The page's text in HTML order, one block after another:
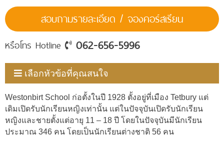
สอบถามรายละเอียด / จองคอร์สเรียน
หรือโทร Hotline 062-656-5996
เลือกหัวข้อที่คุณสนใจ
Westonbirt School ก่อตั้งในปี 1928 ตั้งอยู่ที่เมือง Tetbury แต่
เดิมเปิดรับนักเรียนหญิงเท่านั้น แต่ในปัจจุบันเปิดรับนักเรียน
หญิงและชายตั้งแต่อายุ 11 – 18 ปี โดยในปัจจุบันมีนักเรียน
ประมาณ 346 คน โดยเป็นนักเรียนต่างชาติ 56 คน